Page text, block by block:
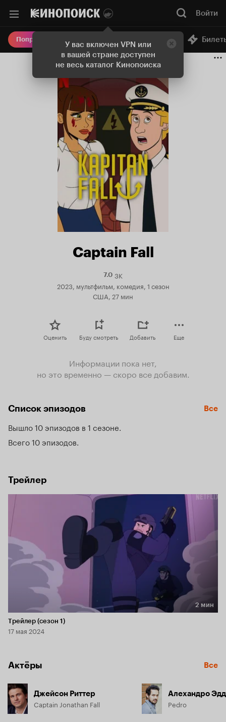
У вас включен VPN или
в вашей стране доступен
не весь каталог Кинопоиска
Войти
Попробовать Плюс Онлайн-кинотеатр
Captain Fall
7.0Рейтинг
7.0
3K
2023, мультфильм, комедия, 1 сезон
США, 27 мин
Оценить Буду смотреть Добавить Еще
Информации пока нет,
но это временно — скоро все добавим.
Список эпизодов Все
Вышло 10 эпизодов в 1 сезоне
Всего 10 эпизодов
Трейлер
Длительность 2 мин
2 мин
Трейлер (сезон 1)
17 мая 2024
Актёры Все
Джейсон Риттер
Captain Jonathan Fall
Алехандро
Pedro